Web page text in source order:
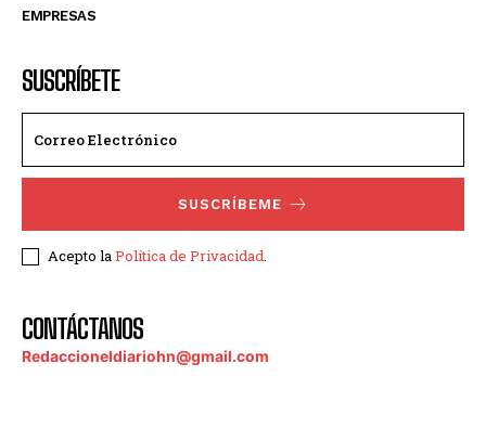
EMPRESAS
SUSCRÍBETE
SUSCRÍBEME
Acepto laPolítica de Privacidad.
CONTÁCTANOS
Redaccioneldiariohn@gmail.com